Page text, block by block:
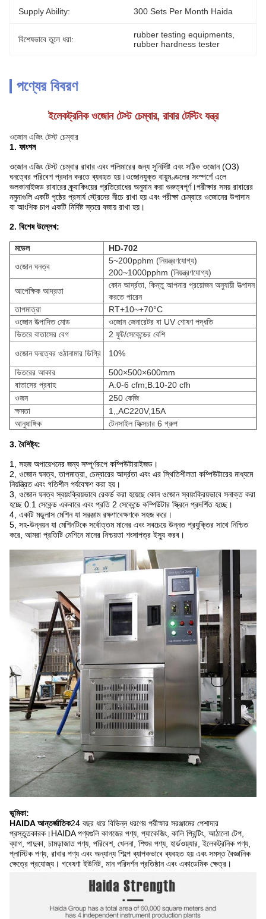
Supply Ability: 300 Sets Per Month Haida
বিশেষভাবে তুলে ধরা: rubber testing equipments
rubber hardness tester
পণ্যের বিবরণ
ইলেকট্রনিক ওজোন টেস্ট চেম্বার, রাবার টেস্টিং যন্ত্র
ওজোন এজিং টেস্ট চেম্বার
1. ফাংশন
ওজোন এজিং টেস্ট চেম্বার রাবার এবং পলিমারের জন্য সুনির্দিষ্ট এবং সঠিক ওজোন (O3)
ঘনত্বের পরিবেশ প্রদান করতে ব্যবহৃত হয়।ওজোনযুক্ত বায়ুমণ্ডলের সংস্পর্শে এলে
ভলকানাইজড রাবারের ক্র্যাকিংয়ের প্রতিরোধের অনুমান করা গুরুত্বপূর্ণ।পরীক্ষার সময় রাবারের
নমুনাগুলি একটি পৃষ্ঠের প্রসার্য স্ট্রেনের নীচে রাখা হয় এবং পরীক্ষা চেম্বারে ওজোনের উপাদান
বা আংশিক চাপ একটি নির্দিষ্ট স্তরে বজায় রাখা হয়।
2. বিশেষ উল্লেখ:
মডেল
HD-702
ওজোন ঘনত্ব
5~200pphm (নিয়ন্ত্রণযোগ্য)
200~1000pphm (নিয়ন্ত্রণযোগ্য)
আপেক্ষিক আদ্রতা
কোন আর্দ্রতা, কিন্তু আপনার প্রয়োজন অনুযায়ী উত্পাদন
করতে পারেন
তাপমাত্রা
RT+10~+70°C
ওজোন উত্পাদিত মোড
ওজোন জেনারেটর বা UV শোষণ পদ্ধতি
ভিতরে বাতাসের বেগ
2 ফুট/সেকেন্ডের বেশি
ওজোন ঘনত্বের ওঠানামার ডিগ্রি
10%
ভিতরের আকার
500×500×600mm
বাতাসের প্রবাহ
A.0-6 cfm;B.10-20 cfh
ওজন
250 কেজি
ক্ষমতা
1,,AC220V,15A
আনুষাঙ্গিক
টেনসাইল ফিক্সচার 6 গ্রুপ
3. বৈশিষ্ট্য:
1, সহজ অপারেশনের জন্য সম্পূর্ণরূপে কম্পিউটারাইজড।
2, ওজোন ঘনত্ব, তাপমাত্রা, চেম্বারের আর্দ্রতা এবং এর স্থিতিশীলতা কম্পিউটারের মাধ্যমে
নিয়ন্ত্রিত এবং গতিশীল পর্যবেক্ষণ করা হয়।
3, ওজোন ঘনত্ব স্বয়ংক্রিয়ভাবে রেকর্ড করা হয়েছে কোন ওজোন স্বয়ংক্রিয়ভাবে সনাক্ত করা
হচ্ছে 0.1 সেকেন্ড একবারে এবং প্রতি 2 সেকেন্ডে কম্পিউটার স্ক্রিনে প্রদর্শিত হচ্ছে।
4, একটি মডুলাস মেশিন যা সরঞ্জাম রক্ষণাবেক্ষণকে সহজ করে।
5, সহ-উন্নয়ন যা মেশিনটিকে সর্বোত্তম মানের এবং সবচেয়ে উন্নত প্রযুক্তির সাথে নিশ্চিত
করে, আমরা প্রতিটি মেশিনে মানের নিশ্চয়তা শংসাপত্র ইস্যু করব।
ভূমিকা:
HAIDA আন্তর্জাতিক24 বছর ধরে বিভিন্ন ধরণের পরীক্ষার সরঞ্জামের পেশাদার
প্রস্তুতকারক।HAIDA পণ্যগুলি কাগজের পণ্য, প্যাকেজিং, কালি প্রিন্টিং, আঠালো টেপ,
ব্যাগ, পাদুকা, চামড়াজাত পণ্য, পরিবেশ, খেলনা, শিশুর পণ্য, হার্ডওয়্যার, ইলেকট্রনিক পণ্য,
প্লাস্টিক পণ্য, রাবার পণ্য এবং অন্যান্য শিল্পে ব্যাপকভাবে ব্যবহৃত হয় এবং সমস্ত বৈজ্ঞানিক
ক্ষেত্রে প্রযোজ্য। গবেষণা ইউনিট, মান পরিদর্শন প্রতিষ্ঠান এবং একাডেমিক ক্ষেত্র।